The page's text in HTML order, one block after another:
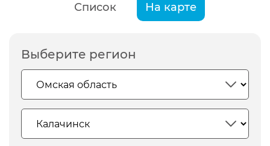
Список На карте
Выберите регион